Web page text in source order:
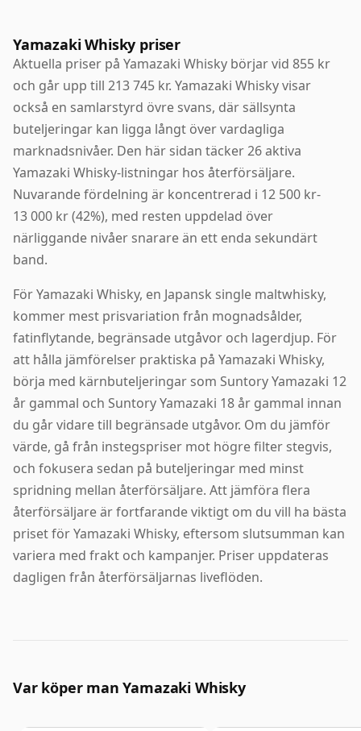
Yamazaki Whisky priser
Aktuella priser på Yamazaki Whisky börjar vid 855 kr
och går upp till 213 745 kr. Yamazaki Whisky visar
också en samlarstyrd övre svans, där sällsynta
buteljeringar kan ligga långt över vardagliga
marknadsnivåer. Den här sidan täcker 26 aktiva
Yamazaki Whisky-listningar hos återförsäljare.
Nuvarande fördelning är koncentrerad i 12 500 kr-
13 000 kr (42%), med resten uppdelad över
närliggande nivåer snarare än ett enda sekundärt
band.
För Yamazaki Whisky, en Japansk single maltwhisky,
kommer mest prisvariation från mognadsålder,
fatinflytande, begränsade utgåvor och lagerdjup. För
att hålla jämförelser praktiska på Yamazaki Whisky,
börja med kärnbuteljeringar som Suntory Yamazaki 12
år gammal och Suntory Yamazaki 18 år gammal innan
du går vidare till begränsade utgåvor. Om du jämför
värde, gå från instegspriser mot högre filter stegvis,
och fokusera sedan på buteljeringar med minst
spridning mellan återförsäljare. Att jämföra flera
återförsäljare är fortfarande viktigt om du vill ha bästa
priset för Yamazaki Whisky, eftersom slutsumman kan
variera med frakt och kampanjer. Priser uppdateras
dagligen från återförsäljarnas liveflöden.
Var köper man Yamazaki Whisky